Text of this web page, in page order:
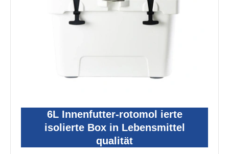
6L Innenfutter-rotomol ierte
isolierte Box in Lebensmittel
qualität